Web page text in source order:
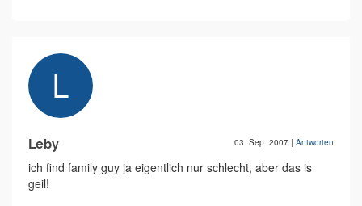
Leby 03. Sep. 2007 | Antworten
ich find family guy ja eigentlich nur schlecht, aber das is
geil!